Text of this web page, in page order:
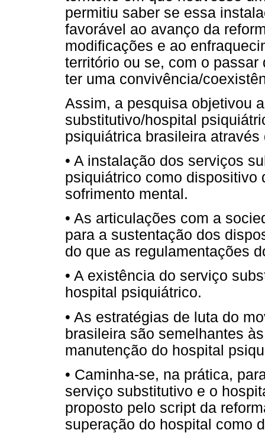
permitiu saber se essa
favorável ao avanço da
modificações e ao
território ou se, com o
ter uma convivência/
Assim, a pesquisa objetivou
substitutivo/hospital
psiquiátrica brasileira
• A instalação dos serviços
psiquiátrico como dispositivo
sofrimento mental.
• As articulações com a
para a sustentação dos
do que as regulamentações
• A existência do serviço
hospital psiquiátrico.
• As estratégias de luta do
brasileira são semelhantes
manutenção do hospital
• Caminha-se, na prática,
serviço substitutivo e o
proposto pelo script da
superação do hospital como